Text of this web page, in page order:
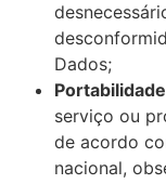
Dados;
Portabilidade
serviço ou
de acordo
nacional,